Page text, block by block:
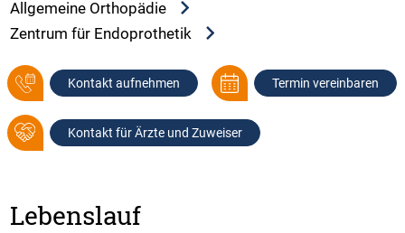
Allgemeine Orthopädie
Zentrum für Endoprothetik
Kontakt aufnehmen Termin vereinbaren
Kontakt für Ärzte und Zuweiser
Lebenslauf